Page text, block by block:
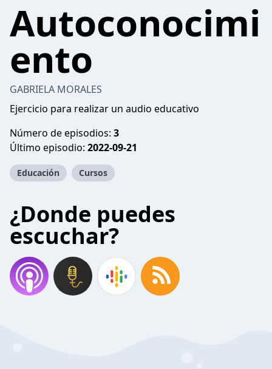
Autoconocimi
ento
GABRIELA MORALES
Ejercicio para realizar un audio educativo
Número de episodios: 3
Último episodio: 2022-09-21
Educación Cursos
¿Donde puedes
escuchar?